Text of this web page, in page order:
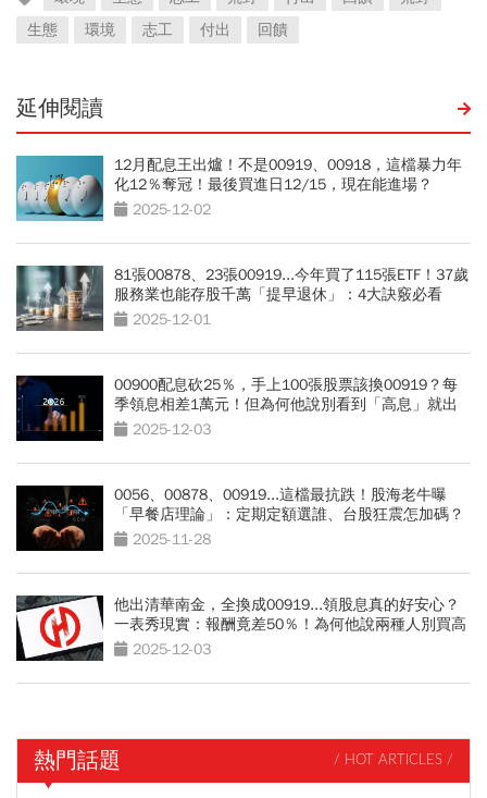
生態
環境 志工 付出 回饋
延伸閱讀
12月配息王出爐！不是00919、00918，這檔暴力年
化12％奪冠！最後買進日12/15，現在能進場？
2025-12-02
81張00878、23張00919...今年買了115張ETF！37歲
服務業也能存股千萬「提早退休」：4大訣竅必看
2025-12-01
00900配息砍25％，手上100張股票該換00919？每
季領息相差1萬元！但為何他說別看到「高息」就出
清？2025-12-03
0056、00878、00919...這檔最抗跌！股海老牛曝
「早餐店理論」：定期定額選誰、台股狂震怎加碼？
一文拆解
2025-11-28
他出清華南金，全換成00919...領股息真的好安心？
一表秀現實：報酬竟差50％！為何他說兩種人別買高
股息2025-12-03
熱門話題 / HOT ARTICLES /